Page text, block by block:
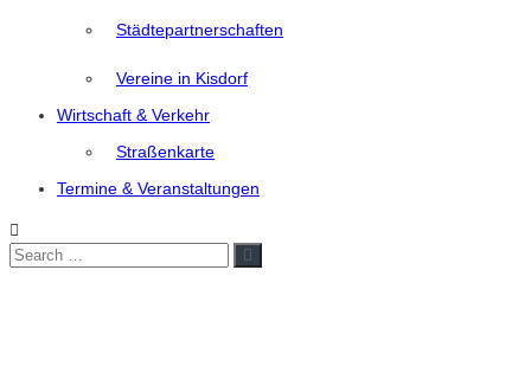
Städtepartnerschaften
Vereine in Kisdorf
Wirtschaft & Verkehr
Straßenkarte
Termine & Veranstaltungen
Search
Search